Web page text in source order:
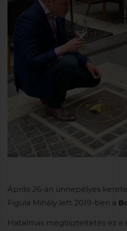
Április 26-án ünnepélyes
Figula Mihály lett 2019-ben a
Hatalmas megtiszteltetés ez a